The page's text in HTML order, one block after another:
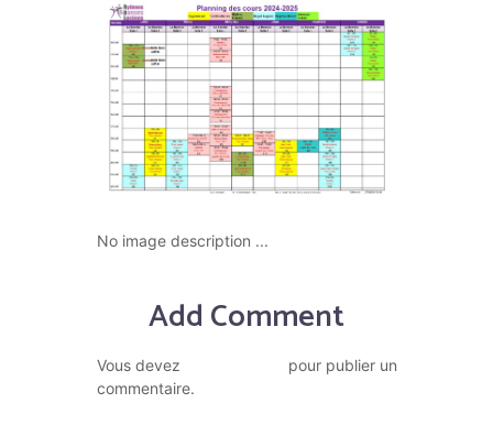
No image description ...
Add Comment
Vous devez
pour publier un
commentaire.